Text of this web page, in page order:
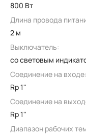
800 Вт
Длина провода
2 м
Выключатель:
со световым
Соединение на входе:
Rp 1"
Соединение на
Rp 1"
Диапазон рабочих